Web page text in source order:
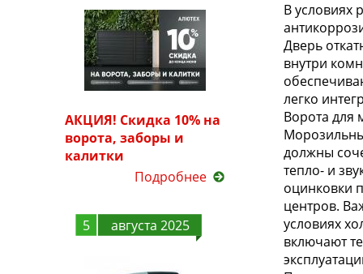
АКЦИЯ! Скидка 10% на
ворота, заборы и
калитки
Подробнее
5 августа 2025
В условиях
Дверь
внутри
легко
Ворота для
должны
тепло- и
оцинковки
центров.
условиях
включают